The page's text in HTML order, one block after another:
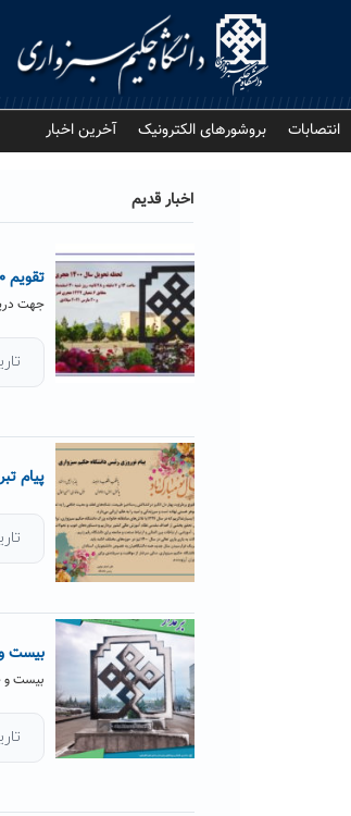
انتصابات بروشورهای الکترونیک آخرین اخبار
اخبار قدیم
تقویم ۱۴۰۰ دانشگاه حکیم سبزواری
جهت
تاریخ۱
پیام
تاریخ۲۹
بیست و
بیست و
تاریخ۲۸